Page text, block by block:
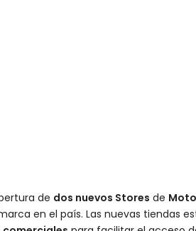
de dos nuevos Stores de
en el país. Las nuevas tiendas